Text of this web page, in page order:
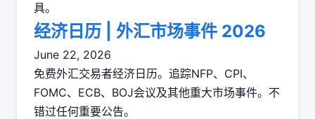
具。
经济日历 | 外汇市场事件 2026
June 22, 2026
免费外汇交易者经济日历。追踪NFP、CPI、
FOMC、ECB、BOJ会议及其他重大市场事件。不
错过任何重要公告。